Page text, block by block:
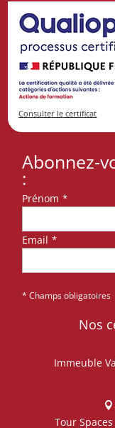
Consulter le certificat
Abonnez-
:
Prénom *
Email *
* Champs obligatoires
Nos
Immeuble
Tour